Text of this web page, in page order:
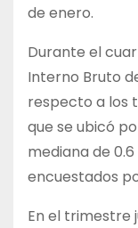
de enero.
Durante el
Interno Bruto
respecto a los
que se ubicó
mediana de
encuestados
En el trimestre